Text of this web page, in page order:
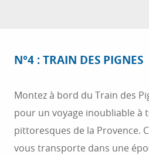
N°4 : TRAIN DES PIGNES
Montez à bord du Train des
pour un voyage inoubliable à
pittoresques de la Provence.
vous transporte dans une